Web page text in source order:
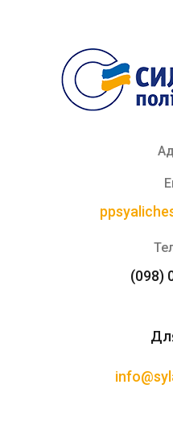
(098)